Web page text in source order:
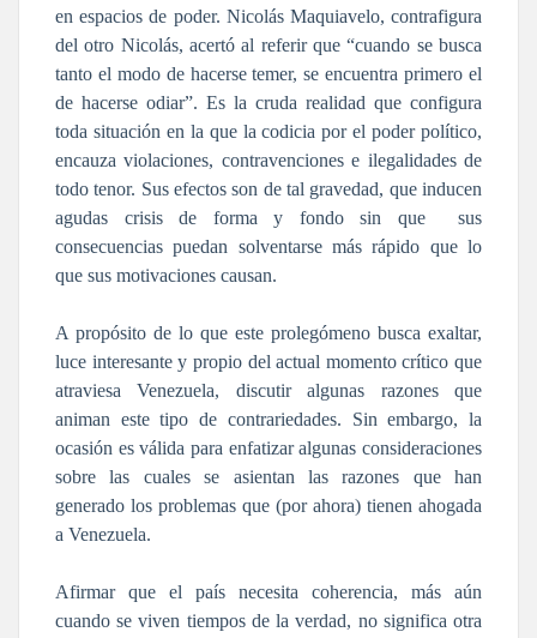
en espacios de poder. Nicolás Maquiavelo, contrafigura
del otro Nicolás, acertó al referir que “cuando se busca
tanto el modo de hacerse temer, se encuentra primero el
de hacerse odiar”. Es la cruda realidad que configura
toda situación en la que la codicia por el poder político,
encauza violaciones, contravenciones e ilegalidades de
todo tenor. Sus efectos son de tal gravedad, que inducen
agudas crisis de forma y fondo sin que sus
consecuencias puedan solventarse más rápido que lo
que sus motivaciones causan.
A propósito de lo que este prolegómeno busca exaltar,
luce interesante y propio del actual momento crítico que
atraviesa Venezuela, discutir algunas razones que
animan este tipo de contrariedades. Sin embargo, la
ocasión es válida para enfatizar algunas consideraciones
sobre las cuales se asientan las razones que han
generado los problemas que (por ahora) tienen ahogada
a Venezuela.
Afirmar que el país necesita coherencia, más aún
cuando se viven tiempos de la verdad, no significa otra